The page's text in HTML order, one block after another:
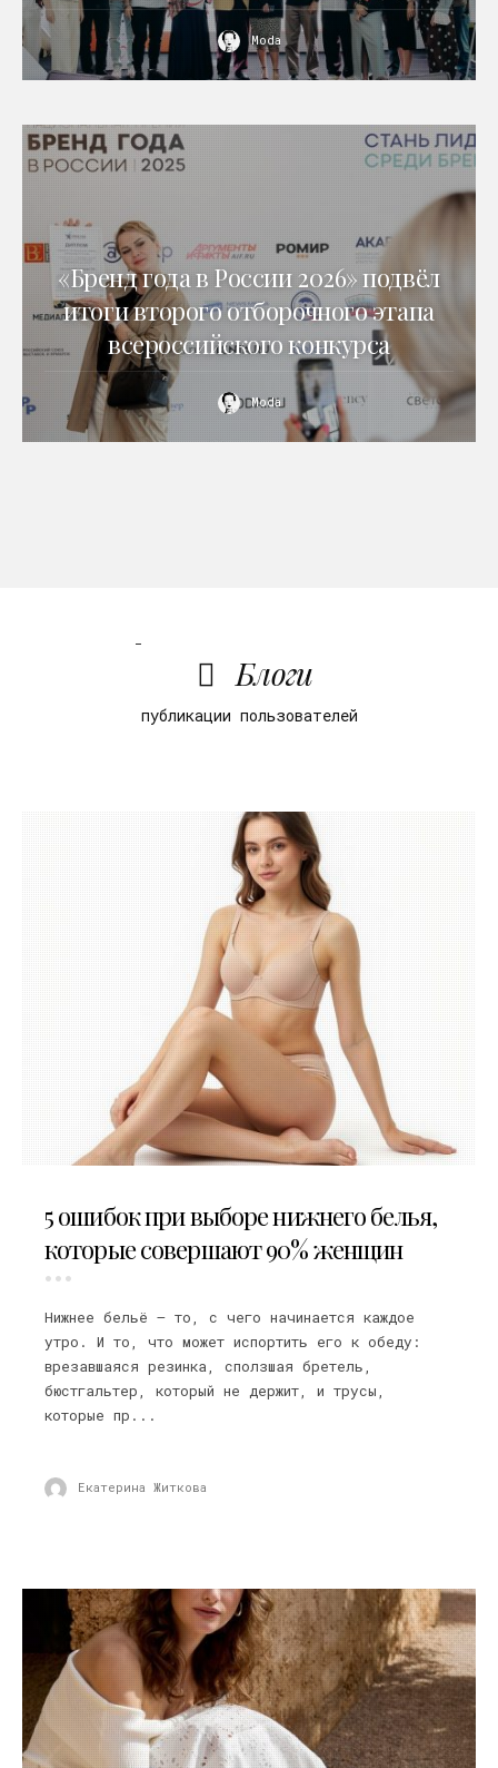
Moda
«Бренд года в России 2026» подвёл
итоги второго отборочного этапа
всероссийского конкурса
Moda
Блоги
публикации пользователей
5 ошибок при выборе нижнего белья,
которые совершают 90% женщин
Нижнее бельё — то, с чего начинается каждое
утро. И то, что может испортить его к обеду:
врезавшаяся резинка, сползшая бретель,
бюстгальтер, который не держит, и трусы,
которые пр...
Екатерина Житкова